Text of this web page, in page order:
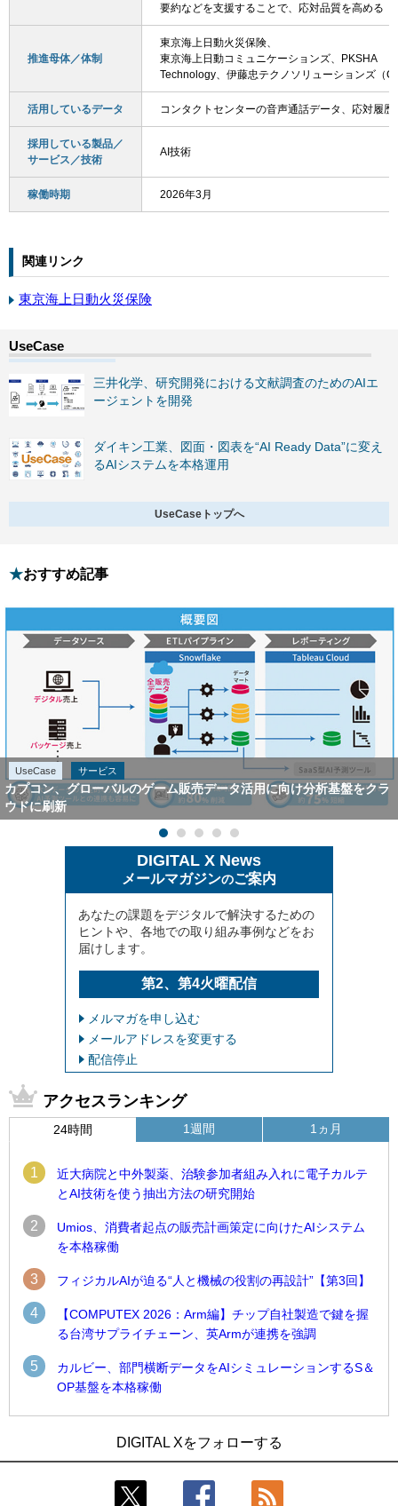
要約などを支援することで、応対品質を高める
推進母体／体制
東京海上日動火災保険、
東京海上日動コミュニケーションズ、PKSHA
Technology、伊藤忠テクノソリューションズ（
活用しているデータ コンタクトセンターの音声通話データ、応対履歴
採用している製品／
サービス／技術
AI技術
稼働時期 2026年3月
関連リンク
東京海上日動火災保険
三井化学、研究開発における文献調査のためのAIエ
ージェントを開発
ダイキン工業、図面・図表を“AI Ready Data”に変え
るAIシステムを本格運用
UseCaseトップへ
おすすめ記事
UseCase サービス
カプコン、グローバルのゲーム販売データ活用に向け分析基盤をクラ
ウドに刷新
DIGITAL X News
メールマガジンのご案内
あなたの課題をデジタルで解決するための
ヒントや、各地での取り組み事例などをお
届けします。
第2、第4火曜配信
メルマガを申し込む
メールアドレスを変更する
配信停止
アクセスランキング
24時間
1
近大病院と中外製薬、治験参加者組み入れに電子カルテ
とAI技術を使う抽出方法の研究開始
2
Umios、消費者起点の販売計画策定に向けたAIシステム
を本格稼働
3 フィジカルAIが迫る“人と機械の役割の再設計”【第3回】
4
【COMPUTEX 2026：Arm編】チップ自社製造で鍵を握
る台湾サプライチェーン、英Armが連携を強調
5
カルビー、部門横断データをAIシミュレーションするS＆
OP基盤を本格稼働
1週間
製造業の現場の暗黙知を組織横断で活用するためのナレッジ
管理基盤、LIGHTzが提供
1ヵ月
合基盤を本格稼働
鹿島建設、鋼管柱へのコンクリート充填時の異常を検出する
AIを遠隔監視システムに実装
DIGITAL Xをフォローする